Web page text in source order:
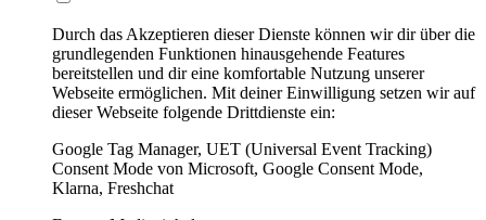
Durch das Akzeptieren dieser Dienste können wir dir über die
grundlegenden Funktionen hinausgehende Features
bereitstellen und dir eine komfortable Nutzung unserer
Webseite ermöglichen. Mit deiner Einwilligung setzen wir auf
dieser Webseite folgende Drittdienste ein:
Google Tag Manager, UET (Universal Event Tracking)
Consent Mode von Microsoft, Google Consent Mode,
Klarna, Freshchat